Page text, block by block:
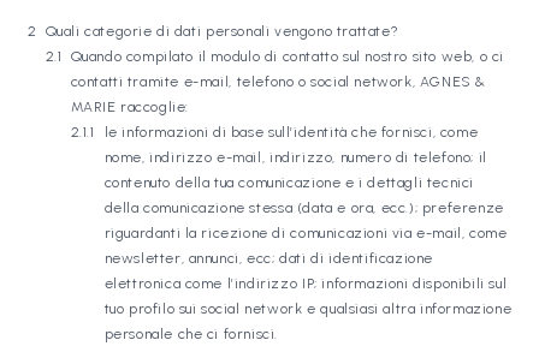
Quali categorie di dati personali vengono trattate?
Quando compilato il modulo di contatto sul nostro sito web, o ci
contatti tramite e-mail, telefono o social network, AGNES &
MARIE raccoglie:
le informazioni di base sull’identità che fornisci, come
nome, indirizzo e-mail, indirizzo, numero di telefono; il
contenuto della tua comunicazione e i dettagli tecnici
della comunicazione stessa (data e ora, ecc.); preferenze
riguardanti la ricezione di comunicazioni via e-mail, come
newsletter, annunci, ecc; dati di identificazione
elettronica come l’indirizzo IP; informazioni disponibili sul
tuo profilo sui social network e qualsiasi altra informazione
personale che ci fornisci.